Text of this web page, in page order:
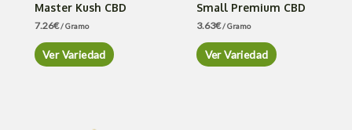
Master Kush CBD
7.26€/ Gramo
Ver Variedad
Small Premium CBD
3.63€/ Gramo
Ver Variedad